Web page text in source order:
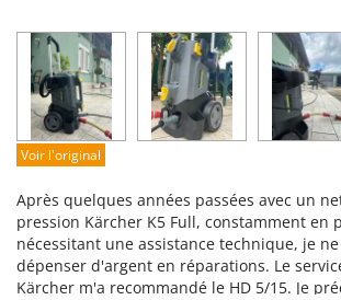
Prestations
Facilité d'utilisation
Qualité / Prix
Facilité de montage
Voir l'original
Après quelques années passées avec un
pression Kärcher K5 Full, constamment en
nécessitant une assistance technique, je
dépenser d'argent en réparations. Le
Kärcher m'a recommandé le HD 5/15. Je